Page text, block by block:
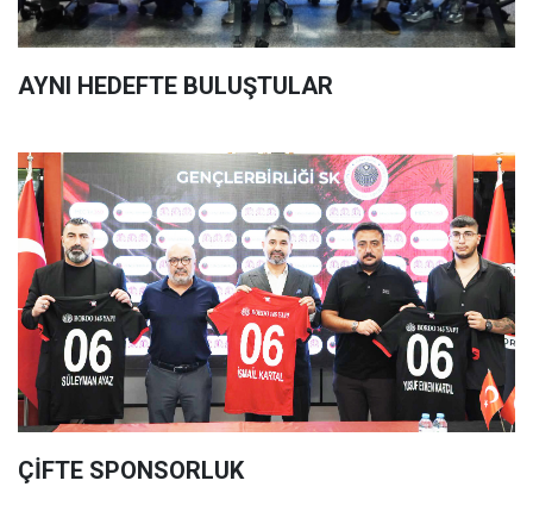
AYNI HEDEFTE BULUŞTULAR
ÇİFTE SPONSORLUK